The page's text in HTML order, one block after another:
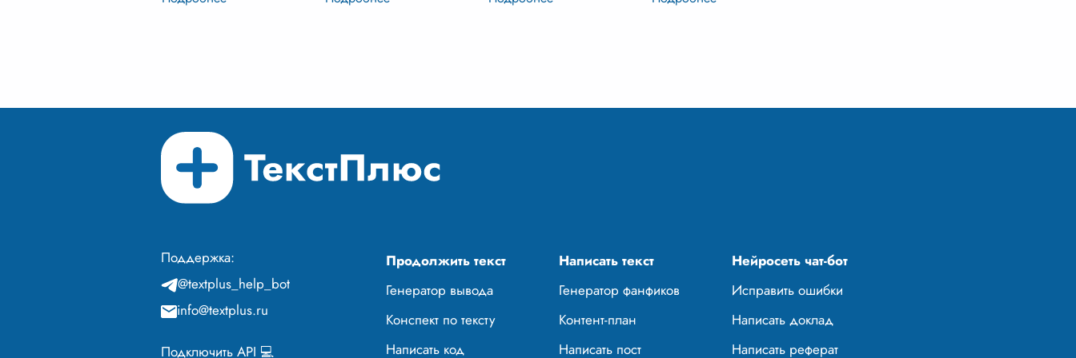
Поддержка:
@textplus_help_bot
info@textplus.ru
Подключить API 💻
Продолжить текст Написать текст
Нейросеть чат-бот
Генератор вывода
Генератор фанфиков
Исправить ошибки
Конспект по тексту
Контент-план
Написать доклад
Написать код
Написать пост Написать реферат